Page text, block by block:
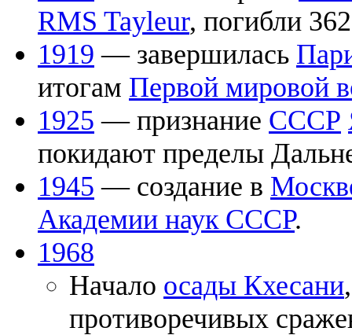
RMS Tayleur, погибли
1919 — завершилась
итогам Первой мировой
1925 — признание СССР
покидают пределы
1945 — создание в
Академии наук СССР.
1968
Начало осады Кхесани
противоречивых